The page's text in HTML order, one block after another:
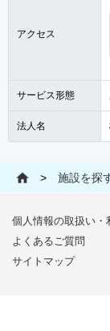
アクセス
サービス形態
法人名
> 施設を探
個人情報の取扱い・
よくあるご質問
サイトマップ